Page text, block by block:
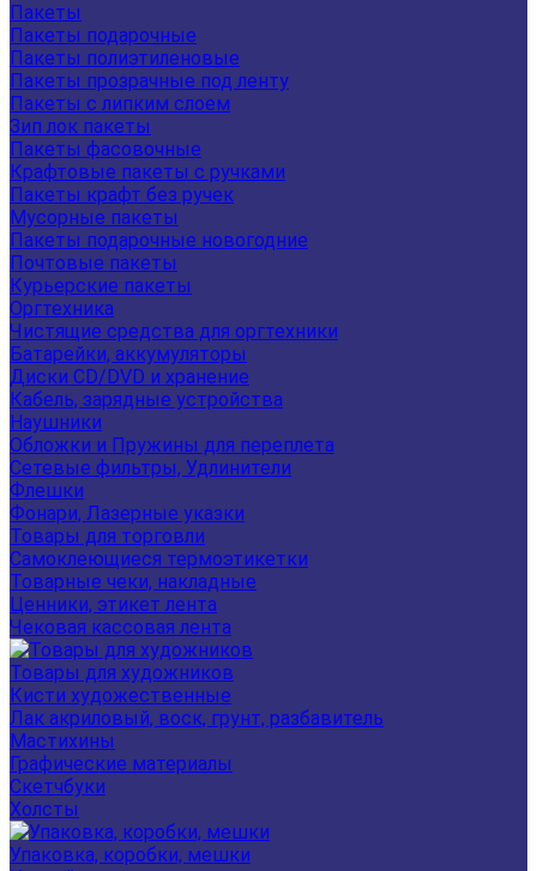
Пакеты
Пакеты подарочные
Пакеты полиэтиленовые
Пакеты прозрачные под ленту
Пакеты с липким слоем
Зип лок пакеты
Пакеты фасовочные
Крафтовые пакеты с ручками
Пакеты крафт без ручек
Мусорные пакеты
Пакеты подарочные новогодние
Почтовые пакеты
Курьерские пакеты
Оргтехника
Чистящие средства для оргтехники
Батарейки, аккумуляторы
Диски CD/DVD и хранение
Кабель, зарядные устройства
Наушники
Обложки и Пружины для переплета
Сетевые фильтры, Удлинители
Флешки
Фонари, Лазерные указки
Товары для торговли
Самоклеющиеся термоэтикетки
Товарные чеки, накладные
Ценники, этикет лента
Чековая кассовая лента
Товары для художников
Кисти художественные
Лак акриловый, воск, грунт, разбавитель
Мастихины
Графические материалы
Скетчбуки
Холсты
Упаковка, коробки, мешки